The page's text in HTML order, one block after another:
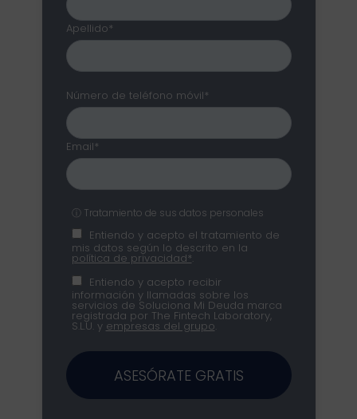
Apellido*
Número de teléfono móvil*
Email*
ⓘ Tratamiento de sus datos personales
Entiendo y acepto el tratamiento de
mis datos según lo descrito en la
política de privacidad*
Entiendo y acepto recibir
información y llamadas sobre los
servicios de Soluciona Mi Deuda marca
registrada por The Fintech Laboratory,
S.L.U. y empresas del grupo
ASESÓRATE GRATIS